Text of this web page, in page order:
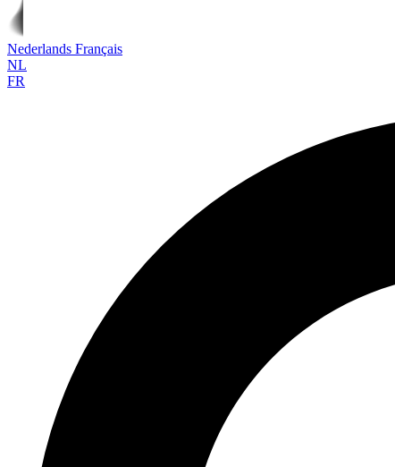
Nederlands Français
NL
FR